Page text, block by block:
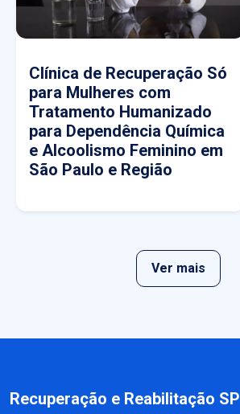
Clínica de Recuperação Só
para Mulheres com
Tratamento Humanizado
para Dependência Química
e Alcoolismo Feminino em
São Paulo e Região
Ver mais
Recuperação e Reabilitação SP